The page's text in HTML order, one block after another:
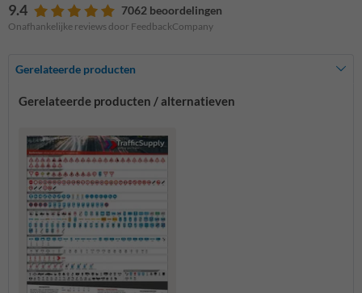
9.4 7062 beoordelingen
Onafhankelijke reviews door FeedbackCompany
Gerelateerde producten
Gerelateerde producten / alternatieven